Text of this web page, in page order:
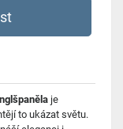
je
to ukázat světu.